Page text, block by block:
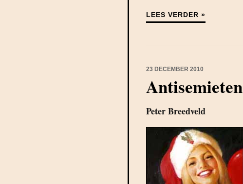
LEES VERDER »
23 DECEMBER 2010
Antisemieten
Peter Breedveld